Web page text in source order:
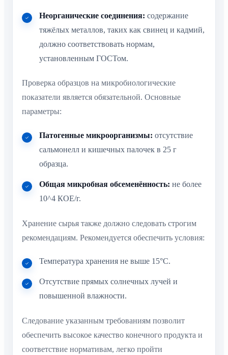
Неорганические соединения: содержание
тяжёлых металлов, таких как свинец и кадмий,
должно соответствовать нормам,
установленным ГОСТом.
Проверка образцов на микробиологические
показатели является обязательной. Основные
параметры:
Патогенные микроорганизмы: отсутствие
сальмонелл и кишечных палочек в 25 г
образца.
Общая микробная обсеменённость: не более
10^4 КОЕ/г.
Хранение сырья также должно следовать строгим
рекомендациям. Рекомендуется обеспечить условия:
Температура хранения не выше 15°C.
Отсутствие прямых солнечных лучей и
повышенной влажности.
Следование указанным требованиям позволит
обеспечить высокое качество конечного продукта и
соответствие нормативам, легко пройти